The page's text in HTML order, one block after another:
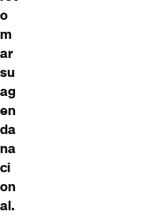
o
m
ar
su
ag
en
da
na
ci
on
al.